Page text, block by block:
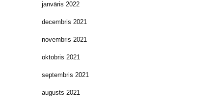
janvāris 2022
decembris 2021
novembris 2021
oktobris 2021
septembris 2021
augusts 2021